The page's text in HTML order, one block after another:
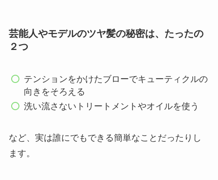
芸能人やモデルのツヤ髪の秘密は、たったの
２つ
テンションをかけたブローでキューティクルの
向きをそろえる
洗い流さないトリートメントやオイルを使う
など、実は誰にでもできる簡単なことだったりし
ます。